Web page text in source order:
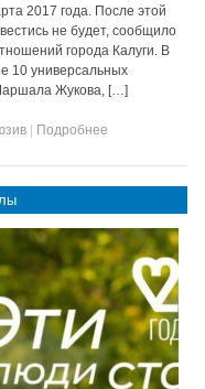
2017 года. После этой
не будет, сообщило
города Калуги. В
10 универсальных
Жукова, […]
Подробнее